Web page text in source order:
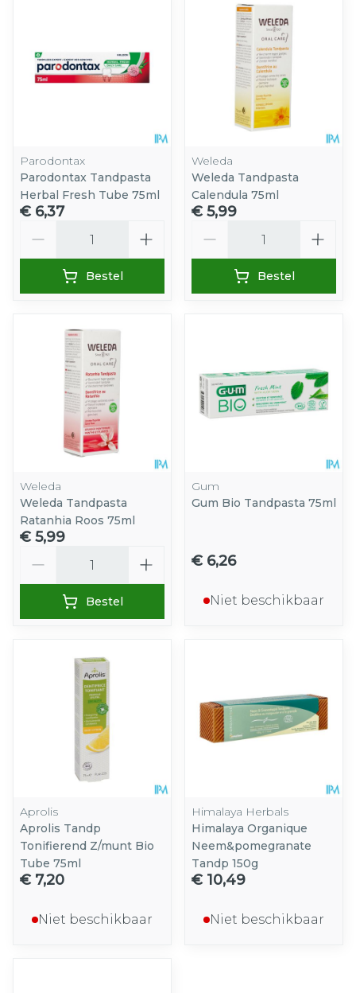
Parodontax
Parodontax Tandpasta
Herbal Fresh Tube 75ml
€ 6,37
Bestel
Weleda
Weleda Tandpasta
Calendula 75ml
€ 5,99
Bestel
Weleda
Weleda Tandpasta
Ratanhia Roos 75ml
€ 5,99
Bestel
Gum
Gum Bio Tandpasta 75ml
€ 6,26
Niet beschikbaar
Aprolis
Aprolis Tandp
Tonifierend Z/munt Bio
Tube 75ml
€ 7,20
Niet beschikbaar
Himalaya Herbals
Himalaya Organique
Neem&pomegranate
Tandp 150g
€ 10,49
Niet beschikbaar